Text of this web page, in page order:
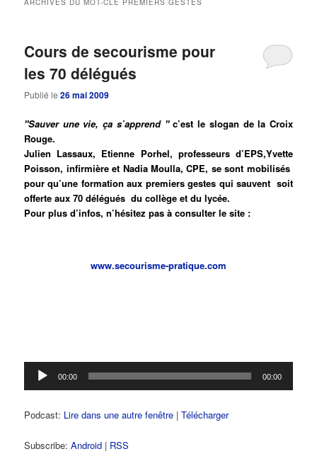
ARCHIVES DU MOT-CLÉ PREMIERS GESTES
Cours de secourisme pour
les 70 délégués
Publié le26 mai 2009
"Sauver une vie, ça s’apprend "c’est le slogan de la Croix
Rouge.
Julien Lassaux, Etienne Porhel, professeurs d’EPS,Yvette
Poisson, infirmière et Nadia Moulla, CPE, se sont mobilisés
pour qu’une formation aux premiers gestes qui sauvent soit
offerte aux 70 délégués du collège et du lycée.
Pour plus d’infos, n’hésitez pas à consulter le site :
www.secourisme-pratique.com
Lecteur
audio
00:00 00:00
Podcast: Lire dans une autre fenêtre |Télécharger
Subscribe:Android | RSS